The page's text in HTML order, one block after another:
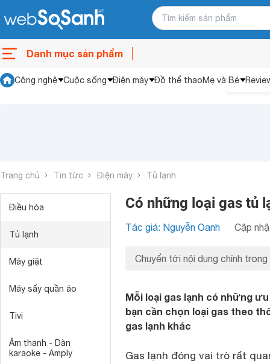
Danh mục sản phẩm
Công nghệ Cuộc sống Điện máy Đồ thể thaoMẹ và Bé
Trang chủ Tin tức Điện máy Tủ lạnh
Điều hòa
Tủ lạnh
Máy giặt
Máy sấy quần áo
Tivi
Âm thanh - Dàn
karaoke - Amply
Có những loại gas tủ
Tác giả: Nguyễn Oanh Cập
Chuyển tới nội dung chính trong
Mỗi loại gas lạnh có những
bạn cần chọn loại gas theo
gas lạnh khác
Gas lạnh đóng vai trò rất